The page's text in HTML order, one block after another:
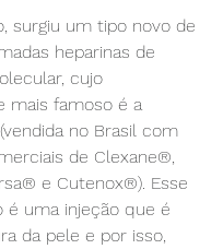
surgiu um tipo novo de
heparinas de
cujo
mais famoso é a
(vendida no Brasil com
de Clexane®,
e Cutenox®). Esse
é uma injeção que é
da pele e por isso,